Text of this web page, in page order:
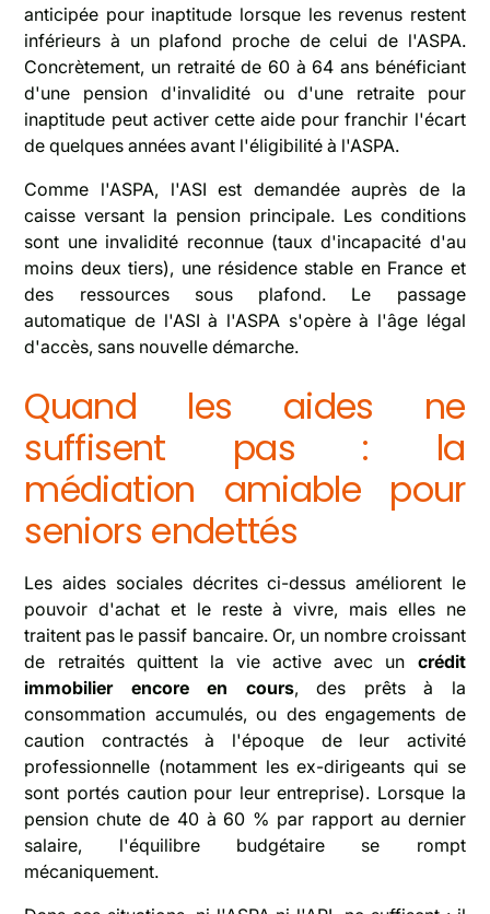
anticipée pour inaptitude lorsque les revenus restent
inférieurs à un plafond proche de celui de l'ASPA.
Concrètement, un retraité de 60 à 64 ans bénéficiant
d'une pension d'invalidité ou d'une retraite pour
inaptitude peut activer cette aide pour franchir l'écart
de quelques années avant l'éligibilité à l'ASPA.
Comme l'ASPA, l'ASI est demandée auprès de la
caisse versant la pension principale. Les conditions
sont une invalidité reconnue (taux d'incapacité d'au
moins deux tiers), une résidence stable en France et
des ressources sous plafond. Le passage
automatique de l'ASI à l'ASPA s'opère à l'âge légal
d'accès, sans nouvelle démarche.
Quand les aides ne
suffisent pas : la
médiation amiable pour
seniors endettés
Les aides sociales décrites ci-dessus améliorent le
pouvoir d'achat et le reste à vivre, mais elles ne
traitent pas le passif bancaire. Or, un nombre croissant
de retraités quittent la vie active avec un crédit
immobilier encore en cours, des prêts à la
consommation accumulés, ou des engagements de
caution contractés à l'époque de leur activité
professionnelle (notamment les ex-dirigeants qui se
sont portés caution pour leur entreprise). Lorsque la
pension chute de 40 à 60 % par rapport au dernier
salaire, l'équilibre budgétaire se rompt
mécaniquement.